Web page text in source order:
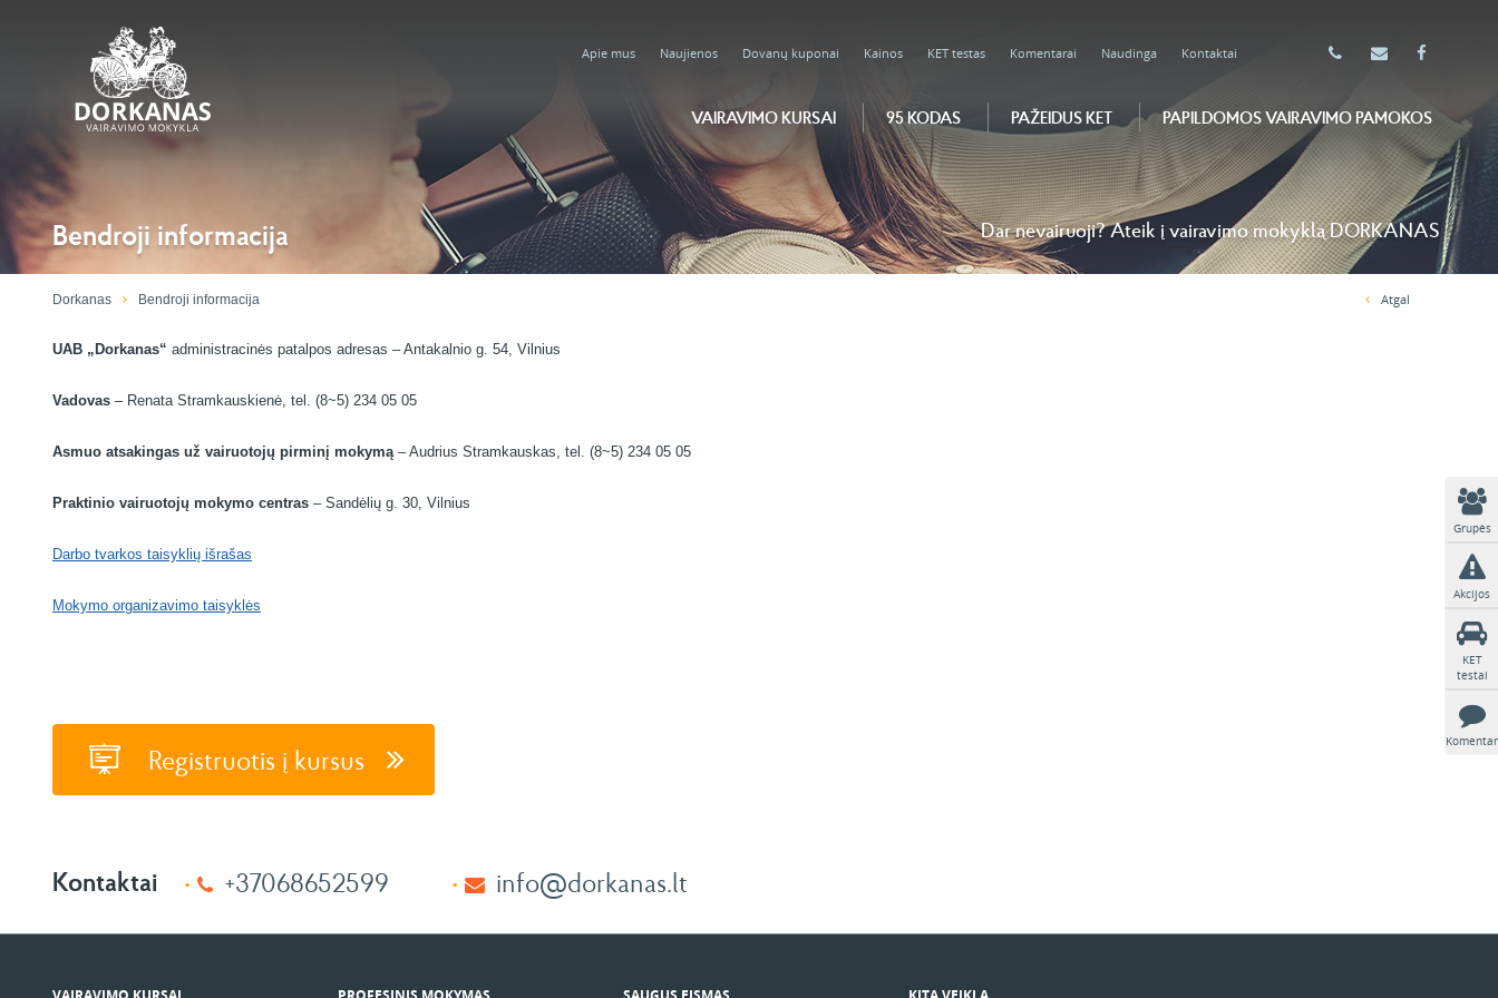
Grupės
Akcijos
KET
testai
Apie mus Naujienos Dovanų kuponai Kainos KET testas Komentarai Naudinga Kontaktai
VAIRAVIMO KURSAI 95 KODAS PAŽEIDUS KET PAPILDOMOS VAIRAVIMO PAMOKOS
Bendroji informacija Dar nevairuoji? Ateik į vairavimo mokyklą DORKANAS
Dorkanas Bendroji informacija Atgal
UAB „Dorkanas“ administracinės patalpos adresas – Antakalnio g. 54, Vilnius
Vadovas – Renata Stramkauskienė, tel. (8~5) 234 05 05
Asmuo atsakingas už vairuotojų pirminį mokymą– Audrius Stramkauskas, tel. (8~5) 234 05 05
Praktinio vairuotojų mokymo centras – Sandėlių g. 30, Vilnius
Darbo tvarkos taisyklių išrašas
Mokymo organizavimo taisyklės
Registruotis į kursus
Kontaktai +37068652599 info@dorkanas.lt